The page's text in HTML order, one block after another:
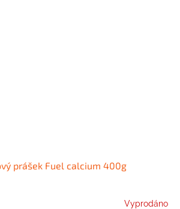
prášek Fuel calcium 400g
Vyprodáno